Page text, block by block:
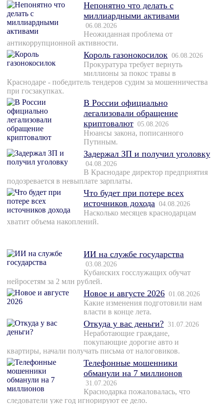
Непонятно что делать с
миллиардными активами
06.08.2026
Неожиданная проблема от
антикоррупционной активности.
Король газонокосилок 06.08.2026
Прокуратура требует вернуть
миллионы за покос травы в
Краснодаре - победитель тендеров судим за мошенничества
при госзакупках.
В России официально
легализовали обращение
криптовалют 05.08.2026
Нюансы закона, пописанного
Путиным.
Задержал ЗП и получил уголовку
04.08.2026
В Краснодаре директор предприятия
подозревается в невыплате зарплаты.
Что будет при потере всех
источников дохода 04.08.2026
Насколько месяцев краснодарцам
хватит объема накоплений.
ИИ на службе государства
03.08.2026
Кубанских госслужащих обучат
нейросетям за 2 млн рублей.
Новое и августе 2026 01.08.2026
Какие изменения подготовили нам
власти в конце лета.
Откуда у вас деньги? 31.07.2026
Неработающие граждане,
покупающие дорогие авто и
квартиры, начали получать письма от налоговиков.
Телефонные мошенники
обманули на 7 миллионов
31.07.2026
Краснодарка пожаловалась, что
следователи уже год игнорируют ее дело.